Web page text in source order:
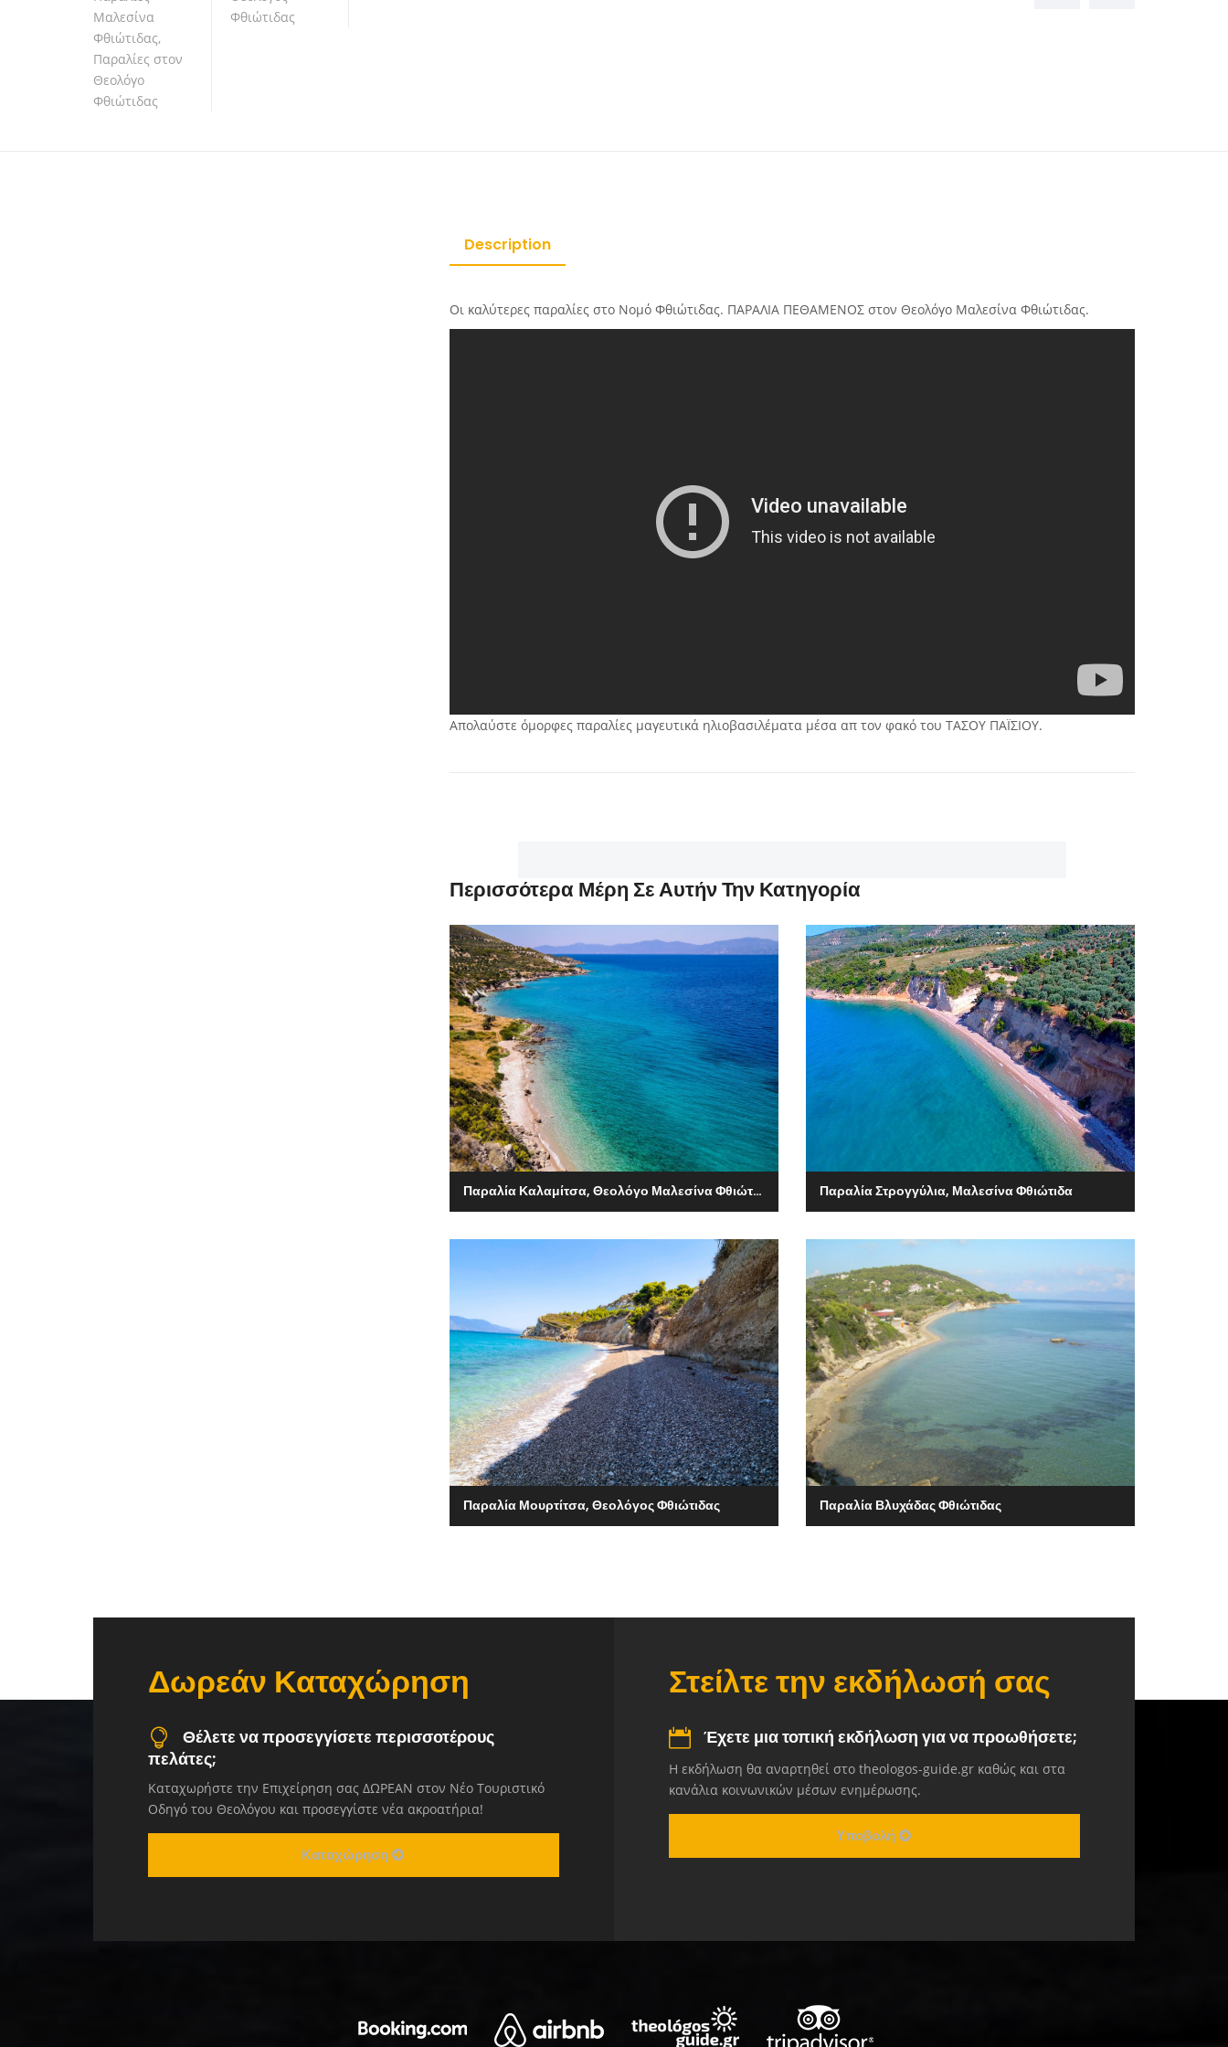
Μαλεσίνα
Φθιώτιδας,
Παραλίες στον
Θεολόγο
Φθιώτιδας
Φθιώτιδας
Description
Οι καλύτερες παραλίες στο Νομό Φθιώτιδας. ΠΑΡΑΛΙΑ ΠΕΘΑΜΕΝΟΣ στον Θεολόγο Μαλεσίνα Φθιώτιδας.
Απολαύστε όμορφες παραλίες μαγευτικά ηλιοβασιλέματα μέσα απ τον φακό του ΤΑΣΟΥ ΠΑΪΣΙΟΥ.
Περισσότερα Μέρη Σε Αυτήν Την Κατηγορία
Παραλία Καλαμίτσα, Θεολόγο Μαλεσίνα Φθιώτιδας Παραλία Στρογγύλια, Μαλεσίνα Φθιώτιδα
Παραλία Μουρτίτσα, Θεολόγος Φθιώτιδας Παραλία Βλυχάδας Φθιώτιδας
Δωρεάν Καταχώρηση
Θέλετε να προσεγγίσετε περισσοτέρους
πελάτες;
Καταχωρήστε την Επιχείρηση σας ΔΩΡΕΑΝ στον Νέο Τουριστικό
Οδηγό του Θεολόγου και προσεγγίστε νέα ακροατήρια!
Καταχώρηση
Στείλτε την εκδήλωσή σας
Έχετε μια τοπική εκδήλωση για να προωθήσετε;
Η εκδήλωση θα αναρτηθεί στο theologos-guide.gr καθώς και στα
κανάλια κοινωνικών μέσων ενημέρωσης.
Υποβολή